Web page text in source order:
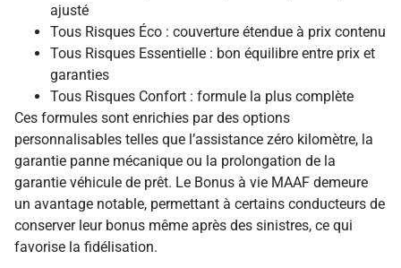
ajusté
Tous Risques Éco : couverture étendue à prix contenu
Tous Risques Essentielle : bon équilibre entre prix et
garanties
Tous Risques Confort : formule la plus complète
Ces formules sont enrichies par des options
personnalisables telles que l’assistance zéro kilomètre, la
garantie panne mécanique ou la prolongation de la
garantie véhicule de prêt. Le Bonus à vie MAAF demeure
un avantage notable, permettant à certains conducteurs de
conserver leur bonus même après des sinistres, ce qui
favorise la fidélisation.